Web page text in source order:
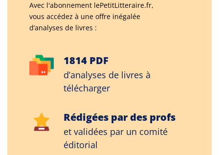
Avec l'abonnement lePetitLitteraire.fr,
vous accédez à une offre inégalée
d’analyses de livres :
1814 PDF
d’analyses de livres à
télécharger
Rédigées par des profs
et validées par un comité
éditorial